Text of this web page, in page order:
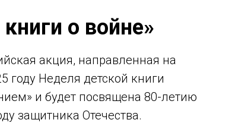
о войне»
акция, направленная на
году Неделя детской книги
и будет посвящена 80-летию
защитника Отечества.